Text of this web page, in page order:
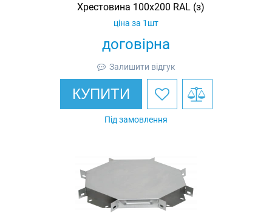
Хрестовина 100х200 RAL (з)
договірна
ціна за 1шт
Залишити відгук
КУПИТИ
Під замовлення